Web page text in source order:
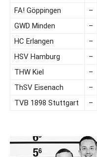
FA! Göppingen
–
GWD Minden
–
HC Erlangen
–
HSV Hamburg
–
THW Kiel
–
ThSV Eisenach
–
TVB 1898 Stuttgart
–